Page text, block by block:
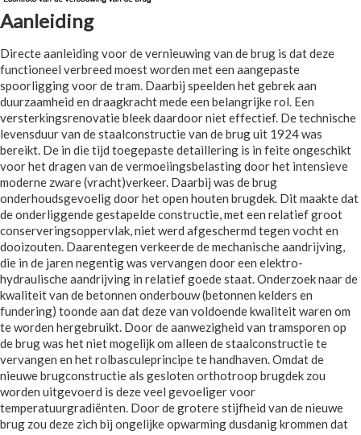
Aanleiding
Directe aanleiding voor de vernieuwing van de brug is dat deze
functioneel verbreed moest worden met een aangepaste
spoorligging voor de tram. Daarbij speelden het gebrek aan
duurzaamheid en draagkracht mede een belangrijke rol. Een
versterkingsrenovatie bleek daardoor niet effectief. De technische
levensduur van de staalconstructie van de brug uit 1924 was
bereikt. De in die tijd toegepaste detaillering is in feite ongeschikt
voor het dragen van de vermoeiingsbelasting door het intensieve
moderne zware (vracht)verkeer. Daarbij was de brug
onderhoudsgevoelig door het open houten brugdek. Dit maakte dat
de onderliggende gestapelde constructie, met een relatief groot
conserveringsoppervlak, niet werd afgeschermd tegen vocht en
dooizouten. Daarentegen verkeerde de mechanische aandrijving,
die in de jaren negentig was vervangen door een elektro-
hydraulische aandrijving in relatief goede staat. Onderzoek naar de
kwaliteit van de betonnen onderbouw (betonnen kelders en
fundering) toonde aan dat deze van voldoende kwaliteit waren om
te worden hergebruikt. Door de aanwezigheid van tramsporen op
de brug was het niet mogelijk om alleen de staalconstructie te
vervangen en het rolbasculeprincipe te handhaven. Omdat de
nieuwe brugconstructie als gesloten orthotroop brugdek zou
worden uitgevoerd is deze veel gevoeliger voor
temperatuurgradiënten. Door de grotere stijfheid van de nieuwe
brug zou deze zich bij ongelijke opwarming dusdanig krommen dat